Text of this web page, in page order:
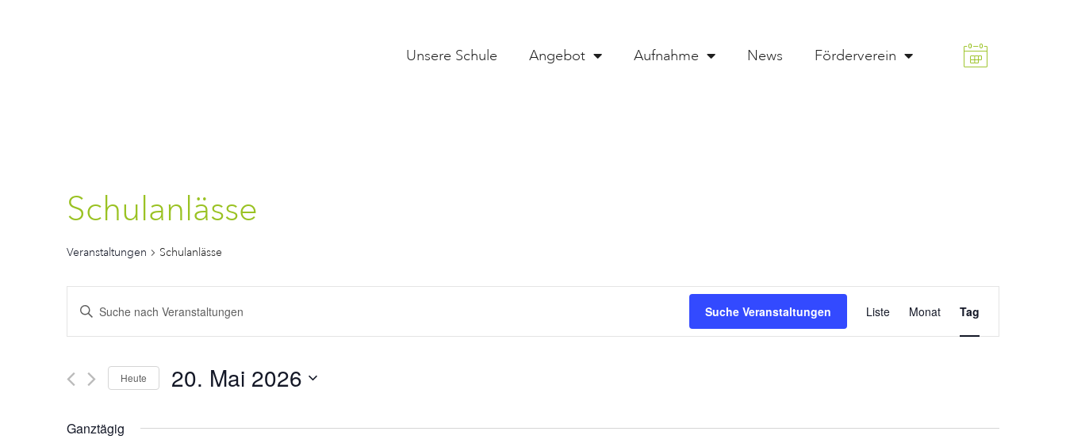
Unsere Schule Angebot Aufnahme News Förderverein
Schulanlässe
Veranstaltungen Schulanlässe
Veranstaltungen
Suche
und
Ansichten,
Navigation
Bitte
Schlüsselwort
Suche
Veranstaltungen
Schlüsselwort.
Suche Veranstaltungen
Ansichten-
Liste Monat Tag
Heute 20. Mai 2026
Ganztägig